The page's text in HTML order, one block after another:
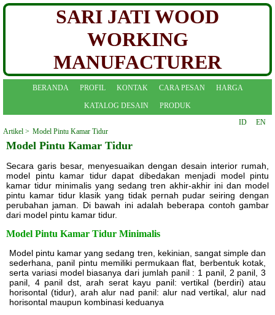
SARI JATI WOOD
WORKING
MANUFACTURER
BERANDA PROFIL KONTAK CARA PESAN HARGA
KATALOG DESAIN
PRODUK
EN
ID
Artikel > Model Pintu Kamar Tidur
Model Pintu Kamar Tidur
Secara garis besar, menyesuaikan dengan desain interior rumah,
model pintu kamar tidur dapat dibedakan menjadi model pintu
kamar tidur minimalis yang sedang tren akhir-akhir ini dan model
pintu kamar tidur klasik yang tidak pernah pudar seiring dengan
perubahan jaman. Di bawah ini adalah beberapa contoh gambar
dari model pintu kamar tidur.
Model Pintu Kamar Tidur Minimalis
Model pintu kamar yang sedang tren, kekinian, sangat simple dan
sederhana, panil pintu memiliki permukaan flat, berbentuk kotak,
serta variasi model biasanya dari jumlah panil : 1 panil, 2 panil, 3
panil, 4 panil dst, arah serat kayu panil: vertikal (berdiri) atau
horisontal (tidur), arah alur nad panil: alur nad vertikal, alur nad
horisontal maupun kombinasi keduanya